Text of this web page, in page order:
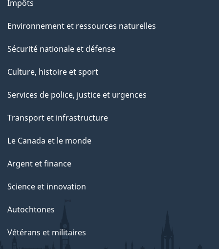
c
e
t
e
a
g
Impôts
Environnement et ressources naturelles
Sécurité nationale et défense
Culture, histoire et sport
Services de police, justice et urgences
Transport et infrastructure
Le Canada et le monde
Argent et finance
Science et innovation
Autochtones
Vétérans et militaires